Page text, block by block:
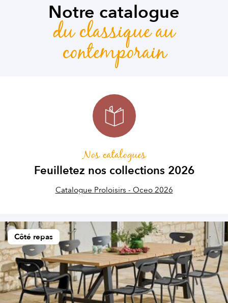
Notre catalogue
du classique au
contemporain
Nos catalogues
Feuilletez nos collections 2026
Catalogue Proloisirs - Oceo 2026
Côté repas